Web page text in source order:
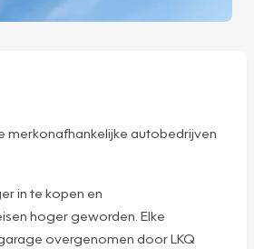
merkonafhankelijke autobedrijven
in te kopen en
hoger geworden. Elke
overgenomen door LKQ